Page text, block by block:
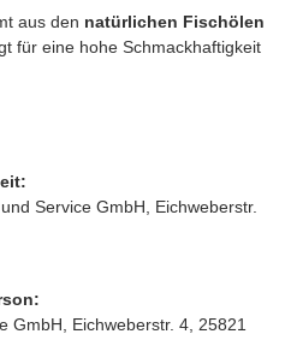
aus den natürlichen Fischölen
für eine hohe Schmackhaftigkeit
Service GmbH, Eichweberstr.
GmbH, Eichweberstr. 4, 25821